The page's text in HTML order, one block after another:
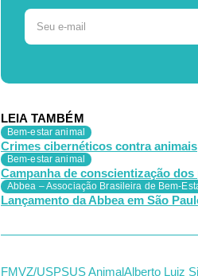
LEIA TAMBÉM
Bem-estar animal
Crimes cibernéticos contra animais
Bem-estar animal
Campanha de conscientização
Abbea – Associação Brasileira de Bem-
Lançamento da Abbea em São
FMVZ/USPSUS AnimalAlberto Luiz